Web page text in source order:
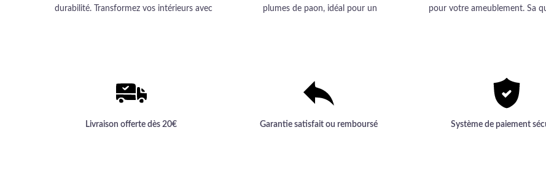
durabilité. Transformez vos intérieurs avec
plumes de paon, idéal pour un
pour votre ameublement. Sa
Livraison offerte dès 20€ Garantie satisfait ou remboursé Système de paiement